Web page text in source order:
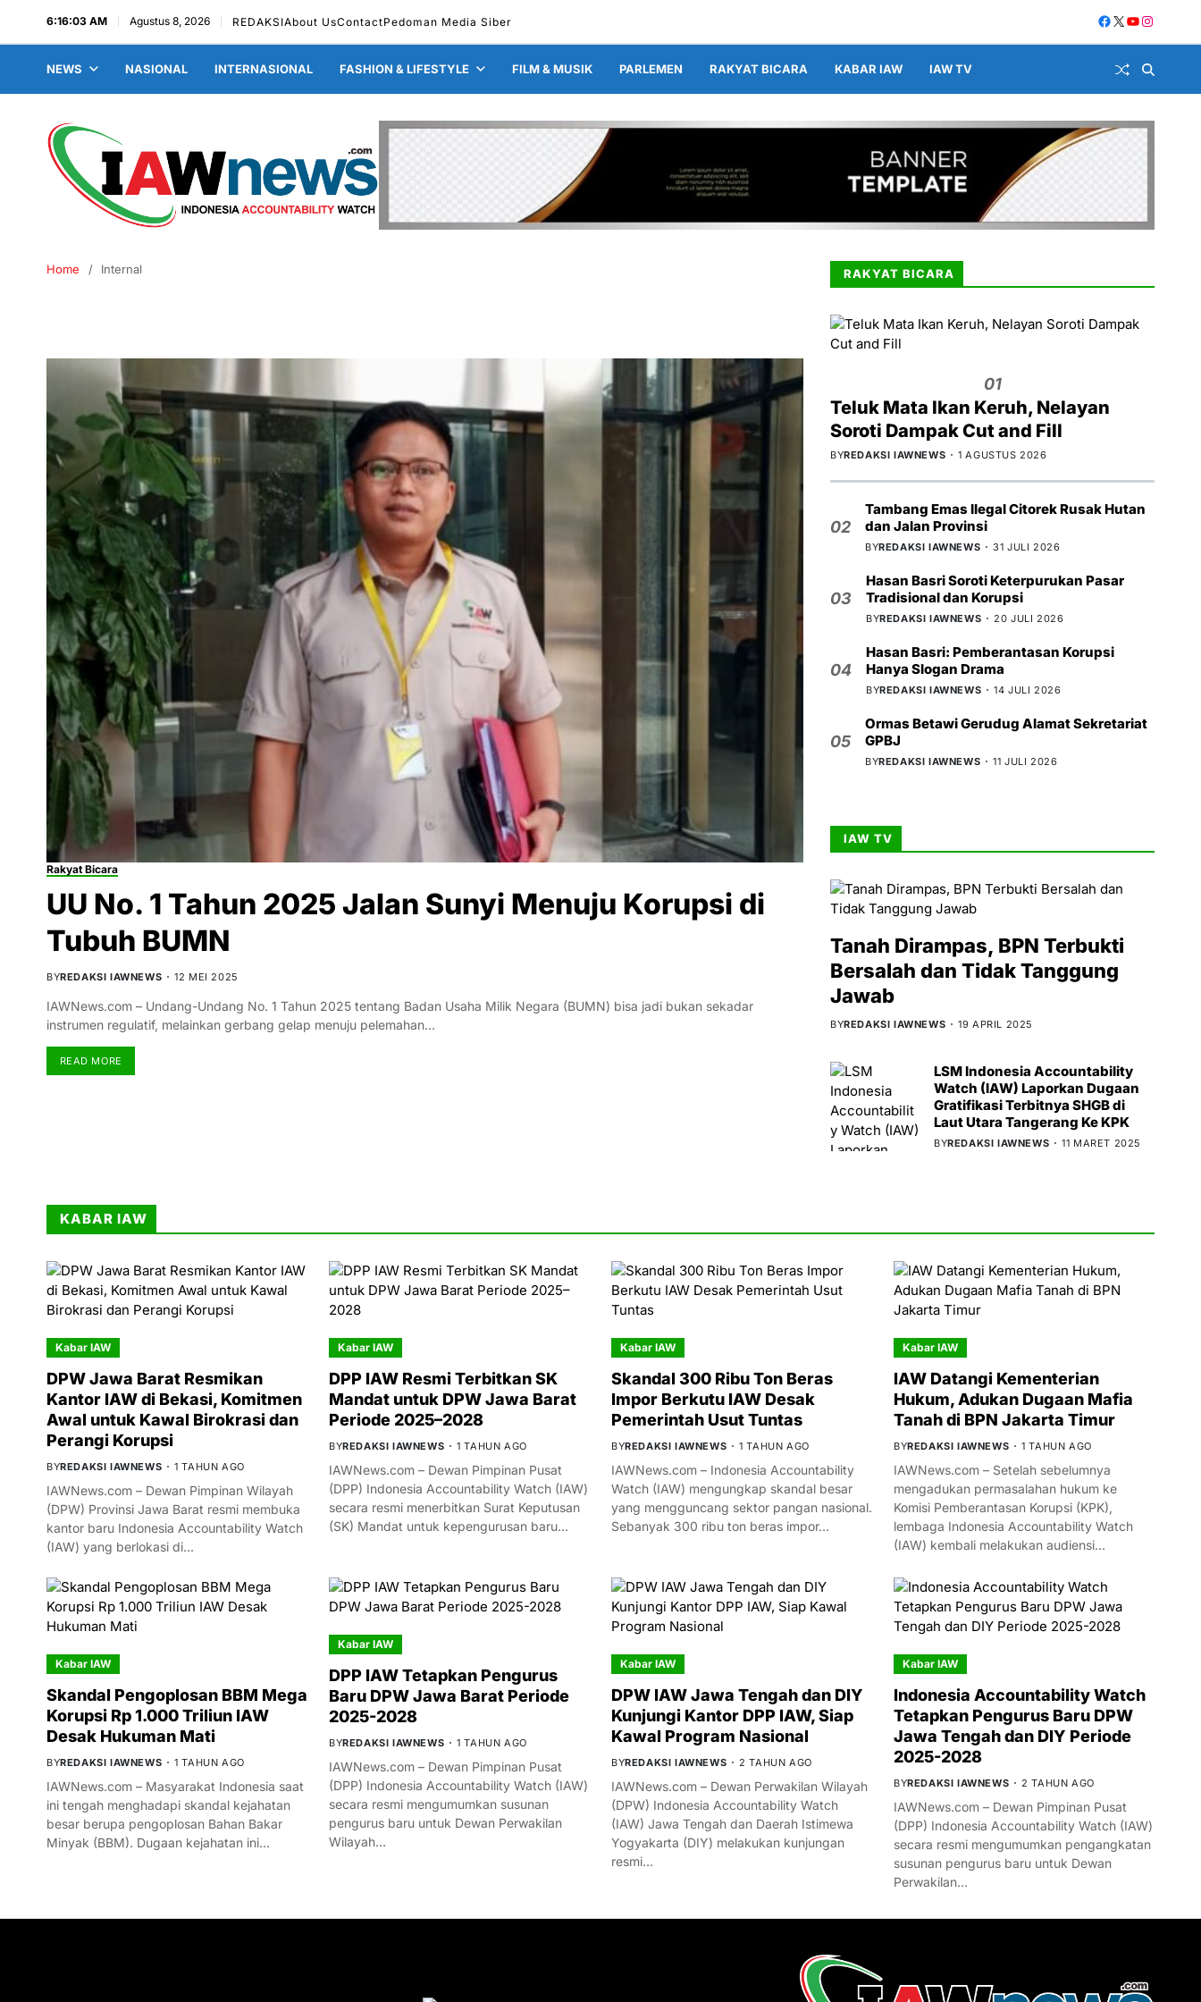
6:16:04 AM Agustus 8, 2026 REDAKSIAbout UsContactPedoman Media Siber
NEWS NASIONAL INTERNASIONAL FASHION & LIFESTYLE FILM & MUSIK PARLEMEN RAKYAT BICARA KABAR IAW IAW TV
Home Internal
Rakyat Bicara
UU No. 1 Tahun 2025 Jalan Sunyi Menuju Korupsi di
Tubuh BUMN
BYREDAKSI IAWNEWS 12 MEI 2025
IAWNews.com – Undang-Undang No. 1 Tahun 2025 tentang Badan Usaha Milik Negara (BUMN) bisa jadi bukan sekadar
instrumen regulatif, melainkan gerbang gelap menuju pelemahan…
READ MORE
RAKYAT BICARA
01
Teluk Mata Ikan Keruh, Nelayan
Soroti Dampak Cut and Fill
BYREDAKSI IAWNEWS 1 AGUSTUS 2026
02
Tambang Emas Ilegal Citorek Rusak Hutan
dan Jalan Provinsi
BYREDAKSI IAWNEWS 31 JULI 2026
03
Hasan Basri Soroti Keterpurukan Pasar
Tradisional dan Korupsi
BYREDAKSI IAWNEWS 20 JULI 2026
04
Hasan Basri: Pemberantasan Korupsi
Hanya Slogan Drama
BYREDAKSI IAWNEWS 14 JULI 2026
05
Ormas Betawi Gerudug Alamat Sekretariat
GPBJ
BYREDAKSI IAWNEWS 11 JULI 2026
IAW TV
Tanah Dirampas, BPN Terbukti
Bersalah dan Tidak Tanggung
Jawab
BYREDAKSI IAWNEWS 19 APRIL 2025
LSM Indonesia Accountability
Watch (IAW) Laporkan Dugaan
Gratifikasi Terbitnya SHGB di
Laut Utara Tangerang Ke KPK
BYREDAKSI IAWNEWS 11 MARET 2025
KABAR IAW
Kabar IAW
DPW Jawa Barat Resmikan
Kantor IAW di Bekasi, Komitmen
Awal untuk Kawal Birokrasi dan
Perangi Korupsi
BYREDAKSI IAWNEWS 1 TAHUN AGO
IAWNews.com – Dewan Pimpinan Wilayah
(DPW) Provinsi Jawa Barat resmi membuka
kantor baru Indonesia Accountability Watch
(IAW) yang berlokasi di…
Kabar IAW
DPP IAW Resmi Terbitkan SK
Mandat untuk DPW Jawa Barat
Periode 2025–2028
BYREDAKSI IAWNEWS 1 TAHUN AGO
IAWNews.com – Dewan Pimpinan Pusat
(DPP) Indonesia Accountability Watch (IAW)
secara resmi menerbitkan Surat Keputusan
(SK) Mandat untuk kepengurusan baru…
Kabar IAW
Skandal 300 Ribu Ton Beras
Impor Berkutu IAW Desak
Pemerintah Usut Tuntas
BYREDAKSI IAWNEWS 1 TAHUN AGO
IAWNews.com – Indonesia Accountability
Watch (IAW) mengungkap skandal besar
yang mengguncang sektor pangan nasional.
Sebanyak 300 ribu ton beras impor…
Kabar IAW
IAW Datangi Kementerian
Hukum, Adukan Dugaan Mafia
Tanah di BPN Jakarta Timur
BYREDAKSI IAWNEWS 1 TAHUN AGO
IAWNews.com – Setelah sebelumnya
mengadukan permasalahan hukum ke
Komisi Pemberantasan Korupsi (KPK),
lembaga Indonesia Accountability Watch
(IAW) kembali melakukan audiensi…
Kabar IAW
Skandal Pengoplosan BBM Mega
Korupsi Rp 1.000 Triliun IAW
Desak Hukuman Mati
BYREDAKSI IAWNEWS 1 TAHUN AGO
IAWNews.com – Masyarakat Indonesia saat
ini tengah menghadapi skandal kejahatan
besar berupa pengoplosan Bahan Bakar
Minyak (BBM). Dugaan kejahatan ini…
Kabar IAW
DPP IAW Tetapkan Pengurus
Baru DPW Jawa Barat Periode
2025-2028
BYREDAKSI IAWNEWS 1 TAHUN AGO
IAWNews.com – Dewan Pimpinan Pusat
(DPP) Indonesia Accountability Watch (IAW)
secara resmi mengumumkan susunan
pengurus baru untuk Dewan Perwakilan
Wilayah…
Kabar IAW
DPW IAW Jawa Tengah dan DIY
Kunjungi Kantor DPP IAW, Siap
Kawal Program Nasional
BYREDAKSI IAWNEWS 2 TAHUN AGO
IAWNews.com – Dewan Perwakilan Wilayah
(DPW) Indonesia Accountability Watch
(IAW) Jawa Tengah dan Daerah Istimewa
Yogyakarta (DIY) melakukan kunjungan
resmi…
Kabar IAW
Indonesia Accountability Watch
Tetapkan Pengurus Baru DPW
Jawa Tengah dan DIY Periode
2025-2028
BYREDAKSI IAWNEWS 2 TAHUN AGO
IAWNews.com – Dewan Pimpinan Pusat
(DPP) Indonesia Accountability Watch (IAW)
secara resmi mengumumkan pengangkatan
susunan pengurus baru untuk Dewan
Perwakilan…